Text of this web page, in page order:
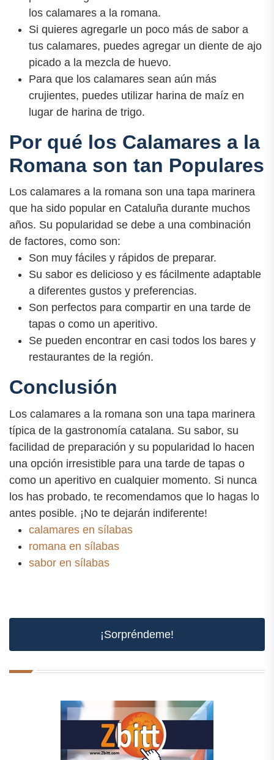
los calamares a la romana.
Si quieres agregarle un poco más de sabor a
tus calamares, puedes agregar un diente de ajo
picado a la mezcla de huevo.
Para que los calamares sean aún más
crujientes, puedes utilizar harina de maíz en
lugar de harina de trigo.
Por qué los Calamares a la
Romana son tan Populares
Los calamares a la romana son una tapa marinera
que ha sido popular en Cataluña durante muchos
años. Su popularidad se debe a una combinación
de factores, como son:
Son muy fáciles y rápidos de preparar.
Su sabor es delicioso y es fácilmente adaptable
a diferentes gustos y preferencias.
Son perfectos para compartir en una tarde de
tapas o como un aperitivo.
Se pueden encontrar en casi todos los bares y
restaurantes de la región.
Conclusión
Los calamares a la romana son una tapa marinera
típica de la gastronomía catalana. Su sabor, su
facilidad de preparación y su popularidad lo hacen
una opción irresistible para una tarde de tapas o
como un aperitivo en cualquier momento. Si nunca
los has probado, te recomendamos que lo hagas lo
antes posible. ¡No te dejarán indiferente!
calamares en sílabas
romana en sílabas
sabor en sílabas
¡Sorpréndeme!